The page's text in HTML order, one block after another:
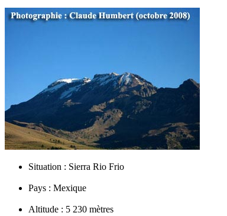
Situation : Sierra Rio Frio
Pays : Mexique
Altitude : 5 230 mètres